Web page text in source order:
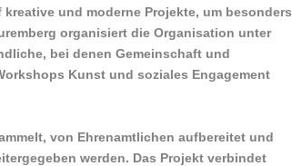
und moderne Projekte, um besonders
organisiert die Organisation unter
bei denen Gemeinschaft und
Kunst und soziales Engagement
von Ehrenamtlichen aufbereitet und
werden. Das Projekt verbindet